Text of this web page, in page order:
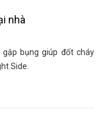
nhà
bụng giúp đốt cháy
Side.